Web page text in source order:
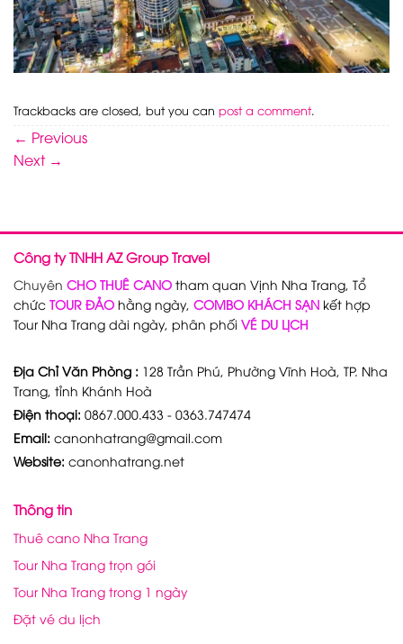
Trackbacks are closed, but you can post a comment.
← Previous
Next →
Công ty TNHH AZ Group Travel
Chuyên CHO THUÊ CANO tham quan Vịnh Nha Trang, Tổ
chức TOUR ĐẢO hằng ngày, COMBO KHÁCH SẠN kết hợp
Tour Nha Trang dài ngày, phân phối VÉ DU LỊCH
Địa Chỉ Văn Phòng : 128 Trần Phú, Phường Vĩnh Hoà, TP. Nha
Trang, tỉnh Khánh Hoà
Điện thoại: 0867.000.433 - 0363.747474
Email: canonhatrang@gmail.com
Website: canonhatrang.net
Thông tin
Thuê cano Nha Trang
Tour Nha Trang trọn gói
Tour Nha Trang trong 1 ngày
Đặt vé du lịch